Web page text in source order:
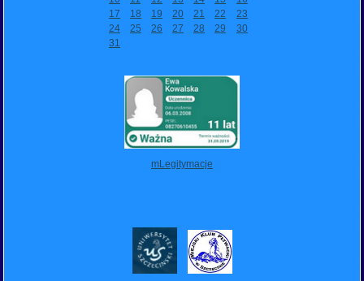
17
18 19 20 21 22
23
24
25 26 27 28 29
30
31
mLegitymacje